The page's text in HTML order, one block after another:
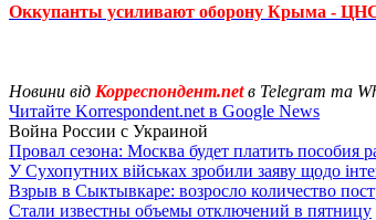
Оккупанты усиливают оборону Крыма -
Новини від Корреспондент.netв Telegram та
Читайте Korrespondent.net в Google News
Война России с Украиной
Провал сезона: Москва будет платить пособия
У Сухопутних військах зробили заяву щодо
Взрыв в Сыктывкаре: возросло количество
Стали известны объемы отключений в пятницу